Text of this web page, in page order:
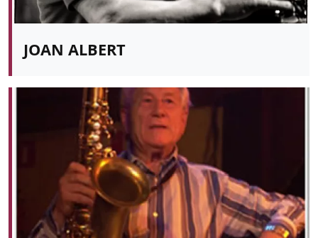
JOAN ALBERT